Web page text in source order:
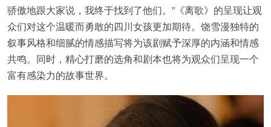
骄傲地跟大家说，我终于找到了他们。”《离歌》的呈现让观
众们对这个温暖而勇敢的四川女孩更加期待。饶雪漫独特的
叙事风格和细腻的情感描写将为该剧赋予深厚的内涵和情感
共鸣。同时，精心打磨的选角和剧本也将为观众们呈现一个
富有感染力的故事世界。